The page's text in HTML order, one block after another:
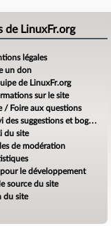
de LinuxFr.org
légales
un don
de LinuxFr.org
sur le site
/ Foire aux questions
des suggestions et bogues
du site
de modération
le développement
source du site
du site